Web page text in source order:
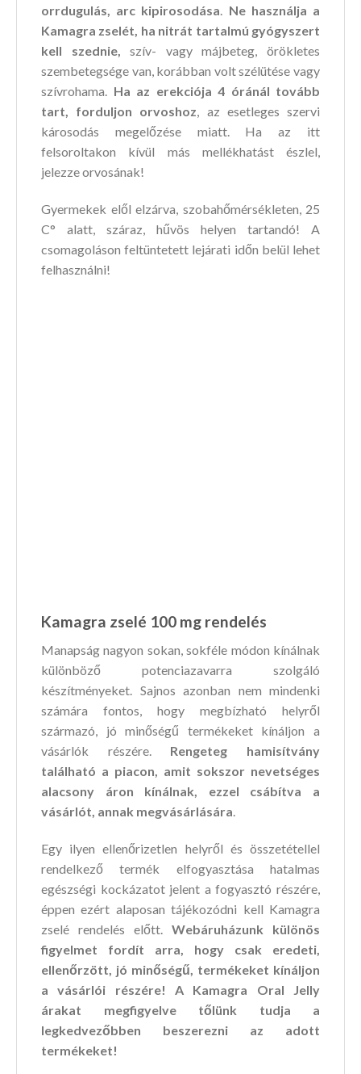
orrdugulás, arc kipirosodása. Ne használja a
Kamagra zselét, ha nitrát tartalmú gyógyszert
kell szednie, szív- vagy májbeteg, örökletes
szembetegsége van, korábban volt szélütése vagy
szívrohama. Ha az erekciója 4 óránál tovább
tart, forduljon orvoshoz, az esetleges szervi
károsodás megelőzése miatt. Ha az itt
felsoroltakon kívül más mellékhatást észlel,
jelezze orvosának!
Gyermekek elől elzárva, szobahőmérsékleten, 25
C° alatt, száraz, hűvös helyen tartandó! A
csomagoláson feltüntetett lejárati időn belül lehet
felhasználni!
Kamagra zselé 100 mg rendelés
Manapság nagyon sokan, sokféle módon kínálnak
különböző potenciazavarra szolgáló
készítményeket. Sajnos azonban nem mindenki
számára fontos, hogy megbízható helyről
származó, jó minőségű termékeket kínáljon a
vásárlók részére. Rengeteg hamisítvány
található a piacon, amit sokszor nevetséges
alacsony áron kínálnak, ezzel csábítva a
vásárlót, annak megvásárlására.
Egy ilyen ellenőrizetlen helyről és összetétellel
rendelkező termék elfogyasztása hatalmas
egészségi kockázatot jelent a fogyasztó részére,
éppen ezért alaposan tájékozódni kell Kamagra
zselé rendelés előtt. Webáruházunk különös
figyelmet fordít arra, hogy csak eredeti,
ellenőrzött, jó minőségű, termékeket kínáljon
a vásárlói részére! A Kamagra Oral Jelly
árakat megfigyelve tőlünk tudja a
legkedvezőbben beszerezni az adott
termékeket!